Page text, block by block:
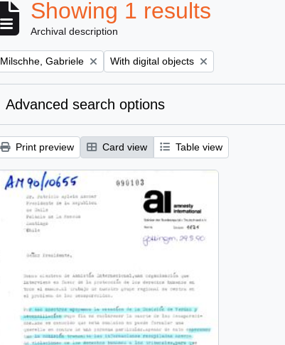
Showing 1 results
Archival description
Remove filter:
Milschhe, Gabriele Remove filter:
With digital objects
Advanced search options
Print preview Card view Table view